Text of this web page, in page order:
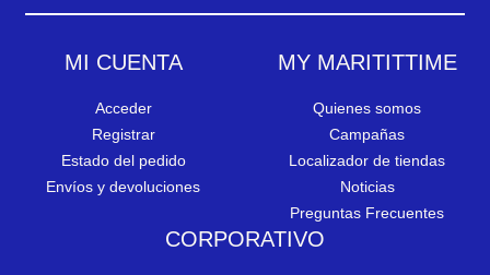
MI CUENTA
Acceder
Registrar
Estado del pedido
Envíos y devoluciones
MY MARITITTIME
Quienes somos
Campañas
Localizador de tiendas
Noticias
Preguntas Frecuentes
CORPORATIVO